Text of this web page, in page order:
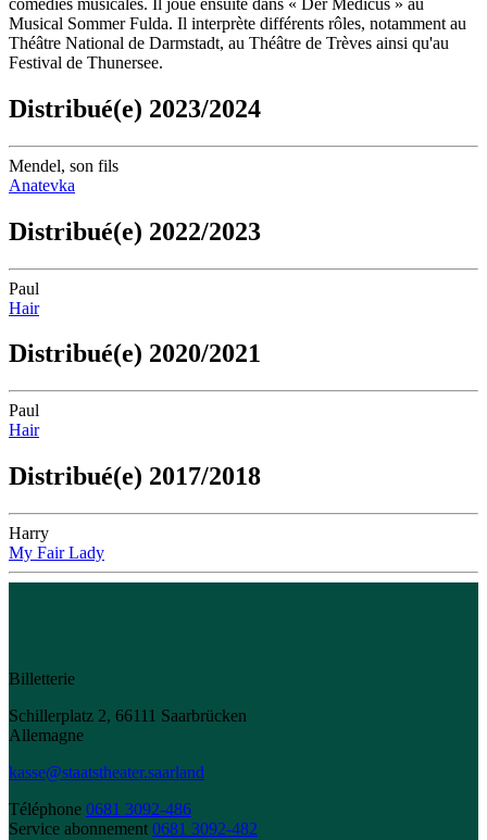
Musical Sommer Fulda. Il interprète différents rôles, notamment au
Théâtre National de Darmstadt, au Théâtre de Trèves ainsi qu'au
Festival de Thunersee.
Distribué(e) 2023/2024
Mendel, son fils
Anatevka
Distribué(e) 2022/2023
Paul
Hair
Distribué(e) 2020/2021
Paul
Hair
Distribué(e) 2017/2018
Harry
My Fair Lady
Billetterie
Schillerplatz 2, 66111 Saarbrücken
Allemagne
kasse@staatstheater.saarland
Téléphone 0681 3092-486
Service abonnement 0681 3092-482